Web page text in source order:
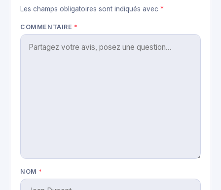
Les champs obligatoires sont indiqués avec *
COMMENTAIRE *
NOM *